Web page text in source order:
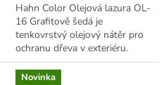
Hahn Color Olejová lazura OL-
16 Grafitově šedá je
tenkovrstvý olejový nátěr pro
ochranu dřeva v exteriéru.
Kombinace alkydových
pryskyřic a lněného oleje
Novinka